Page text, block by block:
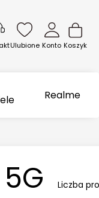
Koszyk
Konto
Ulubione
Realme
Liczba